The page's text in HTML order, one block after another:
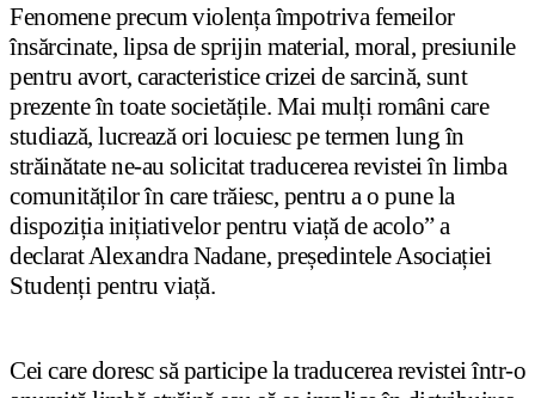
Fenomene precum violența împotriva femeilor
însărcinate, lipsa de sprijin material, moral, presiunile
pentru avort, caracteristice crizei de sarcină, sunt
prezente în toate societățile. Mai mulți români care
studiază, lucrează ori locuiesc pe termen lung în
străinătate ne-au solicitat traducerea revistei în limba
comunităților în care trăiesc, pentru a o pune la
dispoziția inițiativelor pentru viață de acolo” a
declarat Alexandra Nadane, președintele Asociației
Studenți pentru viață.
Cei care doresc să participe la traducerea revistei într-o